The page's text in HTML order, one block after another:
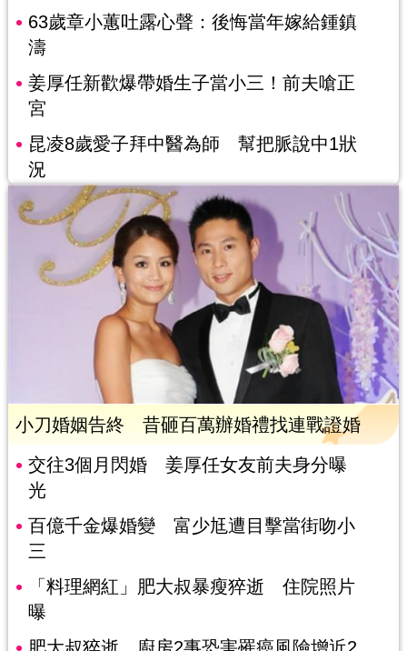
63歲章小蕙吐露心聲：後悔當年嫁給鍾鎮
濤
姜厚任新歡爆帶婚生子當小三！前夫嗆正
宮
昆凌8歲愛子拜中醫為師 幫把脈說中1狀
況
小刀婚姻告終 昔砸百萬辦婚禮找連戰證婚
交往3個月閃婚 姜厚任女友前夫身分曝
光
百億千金爆婚變 富少尪遭目擊當街吻小
三
「料理網紅」肥大叔暴瘦猝逝 住院照片
曝